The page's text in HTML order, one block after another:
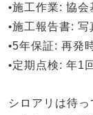
•施工作業: 協会
•施工報告書: 写
•5年保証: 再発
•定期点検: 年1
シロアリは待